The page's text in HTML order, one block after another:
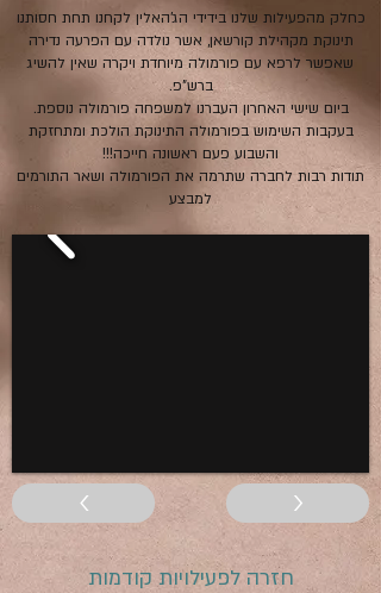
כחלק מהפעילות שלנו בידידי הג'האלין לקחנו תחת חסותנו
תינוקת מקהילת קורשאן, אשר נולדה עם הפרעה נדירה
שאפשר לרפא עם פורמולה מיוחדת ויקרה שאין להשיג
ברש"פ.
ביום שישי האחרון העברנו למשפחה פורמולה נוספת.
בעקבות השימוש בפורמולה התינוקת הולכת ומתחזקת
והשבוע פעם ראשונה חייכה!!!
תודות רבות לחברה שתרמה את הפורמולה ושאר התורמים
למבצע
< >
חזרה לפעילויות קודמות